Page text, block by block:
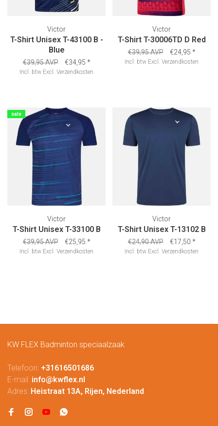
Victor
T-Shirt Unisex T-43100 B -
Blue
€39,95 AVP €34,95 *
Incl. btw Excl. Verzendkosten
Victor
T-Shirt T-30006TD D Red
€39,95 AVP €24,95 *
Incl. btw Excl. Verzendkosten
sale
Victor
T-Shirt Unisex T-33100 B
€39,95 AVP €25,95 *
Incl. btw Excl. Verzendkosten
Victor
T-Shirt Unisex T-13102 B
€24,90 AVP €17,50 *
Incl. btw Excl. Verzendkosten
KW FLEX Badminton speciaalzaak
Telefoon: +31616501686
E-mail: info@kwflex.nl
Adres: Heistraat 13A, Rijen, Nederland